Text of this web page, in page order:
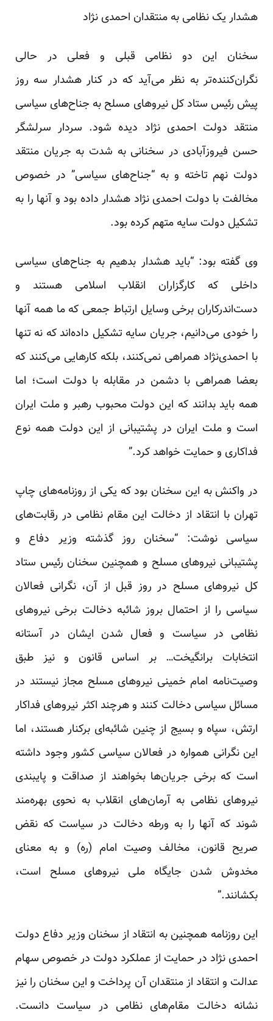
هشدار یک نظامی به منتقدان احمدی نژاد
سخنان این دو نظامی قبلی و فعلی در حالی
نگران‌کننده‌تر به نظر می‌آید که در کنار هشدار سه روز
پیش رئیس ستاد کل نیروهای مسلح به جناح‌های سیاسی
منتقد دولت احمدی نژاد دیده شود. سردار سرلشگر
حسن فیروزآبادی در سخنانی به شدت به جریان منتقد
دولت نهم تاخته و به “جناح‌های سیاسی” در خصوص
مخالفت با دولت احمدی نژاد هشدار داده بود و آنها را به
تشکیل دولت سایه متهم کرده بود.
وی گفته بود: “باید هشدار بدهیم به جناح‌های سیاسی
داخلی که کارگزاران انقلا‌‌ب اسلا‌‌می هستند و
دست‌اندرکاران برخی وسایل ارتباط جمعی که ما همه آنها
را خودی می‌دانیم، جریان سایه تشکیل داده‌اند که نه تنها
با احمدی‌نژاد همراهی نمی‌کنند، بلکه کارهایی می‌کنند که
بعضا همراهی با دشمن در مقابله با دولت است؛ اما
همه باید بدانند که این دولت محبوب رهبر و ملت ایران
است و ملت ایران در پشتیبانی از این دولت همه نوع
فداکاری و حمایت خواهد کرد.”
در واکنش به این سخنان بود که یکی از روزنامه‌های چاپ
تهران با انتقاد از دخالت این مقام نظامی در رقابت‌های
سیاسی نوشت: “سخنان روز گذشته وزیر دفاع و
پشتیبانی نیروهای مسلح و همچنین سخنان رئیس ستاد
کل نیروهای مسلح در روز قبل از آن، نگرانی فعالا‌ن
سیاسی را از احتمال بروز شائبه دخالت برخی نیروهای
نظامی در سیاست و فعال شدن ایشان در آستانه
انتخابات برانگیخت… بر اساس قانون و نیز طبق
وصیت‌نامه امام خمینی نیروهای مسلح مجاز نیستند در
مسائل سیاسی دخالت کنند و هرچند اکثر نیروهای فداکار
ارتش، سپاه و بسیج از چنین شائبه‌ای برکنار هستند، اما
این نگرانی همواره در فعالا‌ن سیاسی کشور وجود داشته
است که برخی جریان‌ها بخواهند از صداقت و پایبندی
نیروهای نظامی به آرمان‌های انقلا‌ب به نحوی بهره‌مند
شوند که آنها را به ورطه دخالت در سیاست که نقض
صریح قانون، مخالف وصیت امام (ره) و به معنای
مخدوش شدن جایگاه ملی نیروهای مسلح است،
بکشانند.”
این روزنامه همچنین به انتقاد از سخنان وزیر دفاع دولت
احمدی نژاد در حمایت از عملکرد دولت در خصوص سهام
عدالت و انتقاد از منتقدان آن پرداخت و این سخنان را نیز
نشانه دخالت مقام‌های نظامی در سیاست دانست.